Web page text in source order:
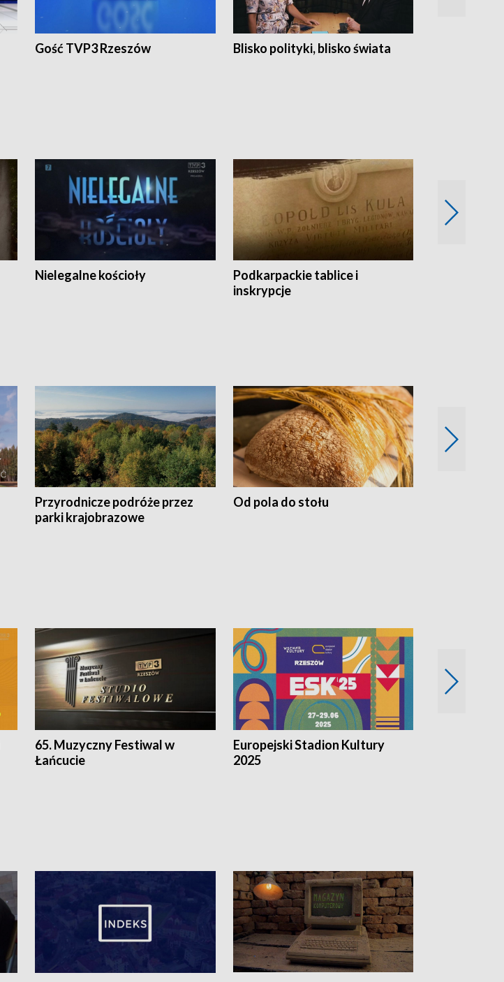
Gość TVP3 Rzeszów Blisko polityki, blisko świata
Nielegalne kościoły
Podkarpackie tablice i
inskrypcje
Przyrodnicze podróże przez
parki krajobrazowe
Od pola do stołu
65. Muzyczny Festiwal w
Łańcucie
Europejski Stadion Kultury
2025